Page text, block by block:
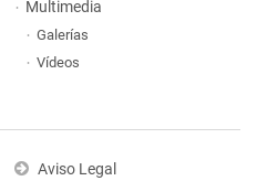
Multimedia
Galerías
Vídeos
Aviso Legal